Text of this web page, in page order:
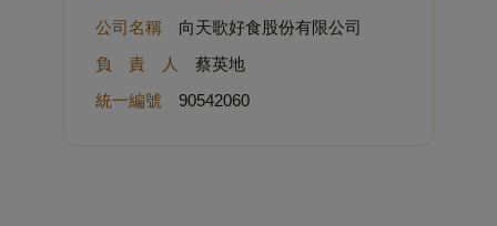
公司名稱向天歌好食股份有限公司
負 責 人
蔡英地
統一編號 90542060